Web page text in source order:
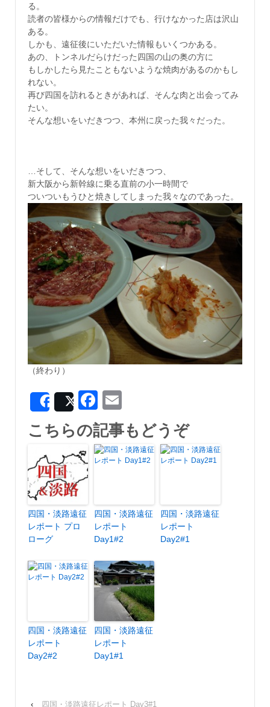
る。
読者の皆様からの情報だけでも、行けなかった店は沢山
ある。
しかも、遠征後にいただいた情報もいくつかある。
あの、トンネルだらけだった四国の山の奥の方に
もしかしたら見たこともないような焼肉があるのかもし
れない。
再び四国を訪れるときがあれば、そんな肉と出会ってみ
たい。
そんな想いをいだきつつ、本州に戻った我々だった。
…そして、そんな想いをいだきつつ、
新大阪から新幹線に乗る直前の小一時間で
ついついもうひと焼きしてしまった我々なのであった。
（終わり）
SharePostFacebook
こちらの記事もどうぞ
四国・淡路遠征
レポート プロ
ローグ
四国・淡路遠征
レポート
Day1#2
四国・淡路遠征
レポート
Day2#1
四国・淡路遠征
レポート
Day2#2
四国・淡路遠征
レポート
Day1#1
‹ 四国・淡路遠征レポート Day3#1